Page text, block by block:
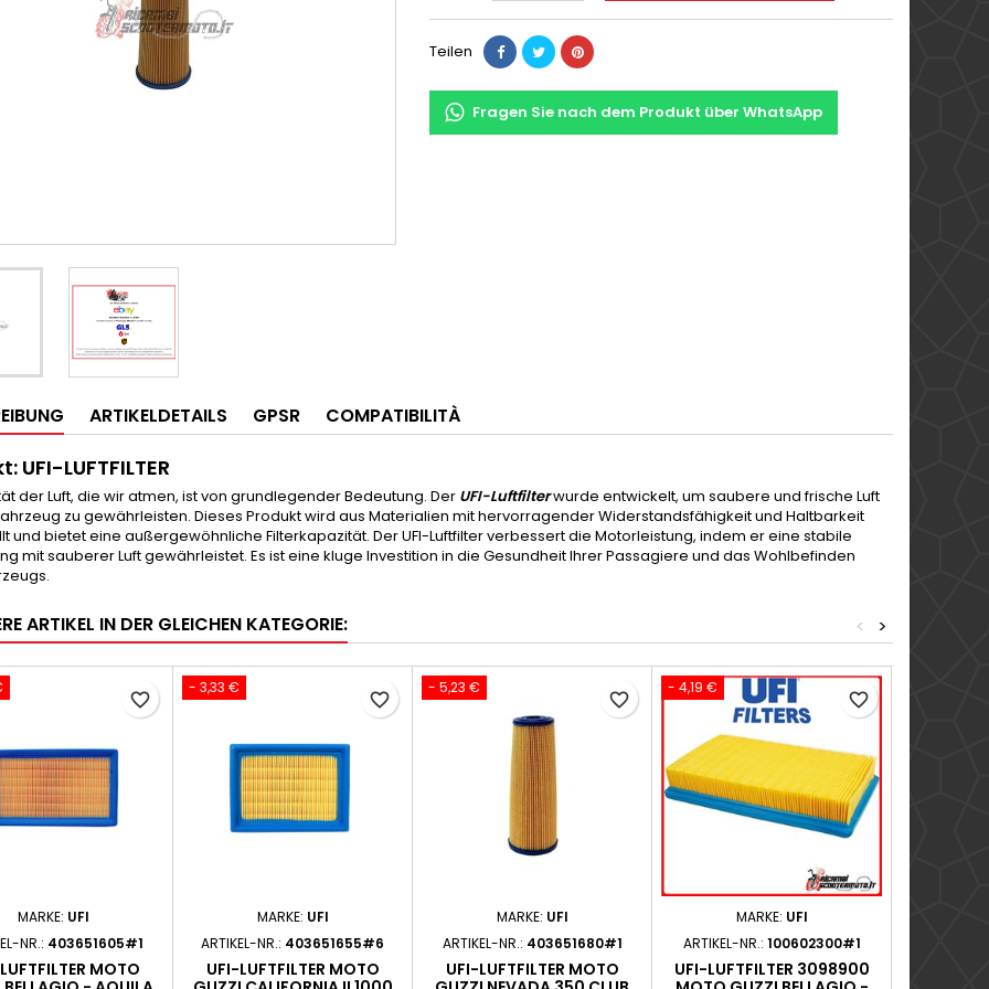
Teilen
Fragen Sie nach dem Produkt über WhatsApp
ARTIKELDETAILS GPSR COMPATIBILITÀ
UFI-LUFTFILTER
der Luft, die wir atmen, ist von grundlegender Bedeutung. Der UFI-Luftfilterwurde entwickelt, um saubere und frische Luft
zu gewährleisten. Dieses Produkt wird aus Materialien mit hervorragender Widerstandsfähigkeit und Haltbarkeit
und bietet eine außergewöhnliche Filterkapazität. Der UFI-Luftfilter verbessert die Motorleistung, indem er eine stabile
mit sauberer Luft gewährleistet. Es ist eine kluge Investition in die Gesundheit Ihrer Passagiere und das Wohlbefinden
ARTIKEL IN DER GLEICHEN KATEGORIE: >
<
MARKE: UFI
NR.: 403651605#1
MOTO
favorite_border
- 3,33 €
MARKE: UFI
ARTIKEL-NR.: 403651655#6
UFI-LUFTFILTER MOTO
favorite_border
- 5,23 €
MARKE: UFI
ARTIKEL-NR.: 403651680#1
UFI-LUFTFILTER MOTO
favorite_border
- 4,19 €
MARKE: UFI
ARTIKEL-NR.: 100602300#1
UFI-LUFTFILTER 3098900
favorite_border